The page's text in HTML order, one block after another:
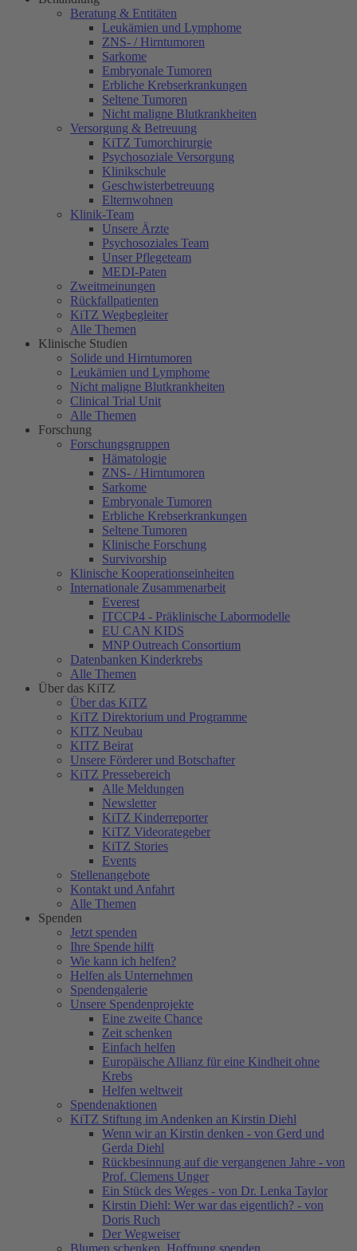
Beratung & Entitäten
Leukämien und Lymphome
ZNS- / Hirntumoren
Sarkome
Embryonale Tumoren
Erbliche Krebserkrankungen
Seltene Tumoren
Nicht maligne Blutkrankheiten
Versorgung & Betreuung
KiTZ Tumorchirurgie
Psychosoziale Versorgung
Klinikschule
Geschwisterbetreuung
Elternwohnen
Klinik-Team
Unsere Ärzte
Psychosoziales Team
Unser Pflegeteam
MEDI-Paten
Zweitmeinungen
Rückfallpatienten
KiTZ Wegbegleiter
Alle Themen
Klinische Studien
Solide und Hirntumoren
Leukämien und Lymphome
Nicht maligne Blutkrankheiten
Clinical Trial Unit
Alle Themen
Forschung
Forschungsgruppen
Hämatologie
ZNS- / Hirntumoren
Sarkome
Embryonale Tumoren
Erbliche Krebserkrankungen
Seltene Tumoren
Klinische Forschung
Survivorship
Klinische Kooperationseinheiten
Internationale Zusammenarbeit
Everest
ITCCP4 - Präklinische Labormodelle
EU CAN KIDS
MNP Outreach Consortium
Datenbanken Kinderkrebs
Alle Themen
Über das KiTZ
Über das KiTZ
KiTZ Direktorium und Programme
KITZ Neubau
KITZ Beirat
Unsere Förderer und Botschafter
KiTZ Pressebereich
Alle Meldungen
Newsletter
KiTZ Kinderreporter
KiTZ Videorategeber
KiTZ Stories
Events
Stellenangebote
Kontakt und Anfahrt
Alle Themen
Spenden
Jetzt spenden
Ihre Spende hilft
Wie kann ich helfen?
Helfen als Unternehmen
Spendengalerie
Unsere Spendenprojekte
Eine zweite Chance
Zeit schenken
Einfach helfen
Europäische Allianz für eine Kindheit ohne
Krebs
Helfen weltweit
Spendenaktionen
KiTZ Stiftung im Andenken an Kirstin Diehl
Wenn wir an Kirstin denken - von Gerd und
Gerda Diehl
Rückbesinnung auf die vergangenen Jahre - von
Prof. Clemens Unger
Ein Stück des Weges - von Dr. Lenka Taylor
Kirstin Diehl: Wer war das eigentlich? - von
Doris Ruch
Der Wegweiser
Blumen schenken. Hoffnung spenden.